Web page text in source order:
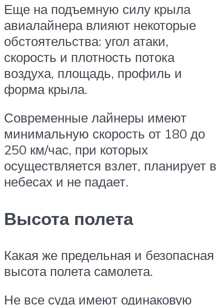
Еще на подъемную силу крыла
авиалайнера влияют некоторые
обстоятельства: угол атаки,
скорость и плотность потока
воздуха, площадь, профиль и
форма крыла.
Современные лайнеры имеют
минимальную скорость от 180 до
250 км/час, при которых
осуществляется взлет, планирует в
небесах и не падает.
Высота полета
Какая же предельная и безопасная
высота полета самолета.
Не все суда имеют одинаковую